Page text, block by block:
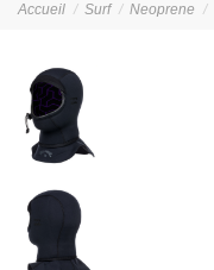
Accueil Surf Neoprene